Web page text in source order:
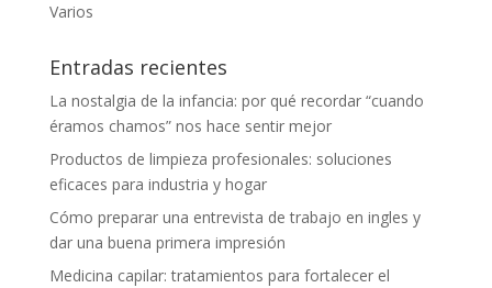
Varios
Entradas recientes
La nostalgia de la infancia: por qué recordar “cuando
éramos chamos” nos hace sentir mejor
Productos de limpieza profesionales: soluciones
eficaces para industria y hogar
Cómo preparar una entrevista de trabajo en ingles y
dar una buena primera impresión
Medicina capilar: tratamientos para fortalecer el